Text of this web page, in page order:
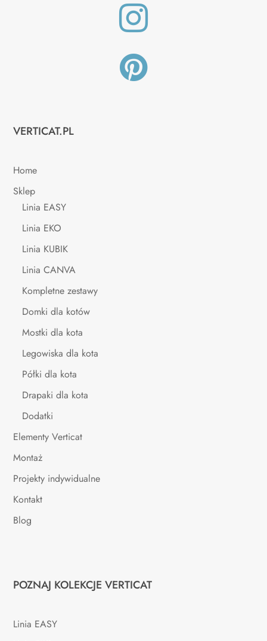


VERTICAT.PL
Home
Sklep
Linia EASY
Linia EKO
Linia KUBIK
Linia CANVA
Kompletne zestawy
Domki dla kotów
Mostki dla kota
Legowiska dla kota
Półki dla kota
Drapaki dla kota
Dodatki
Elementy Verticat
Montaż
Projekty indywidualne
Kontakt
Blog
POZNAJ KOLEKCJE VERTICAT
Linia EASY